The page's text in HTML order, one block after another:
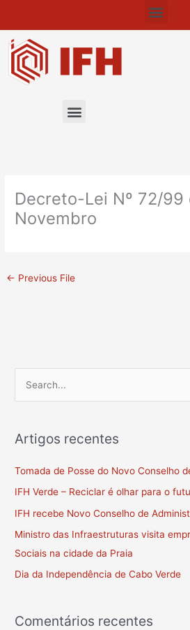
content
Menu
Menu
Decreto-Lei Nº 72/99
Novembro
← Previous File
r
o
r
:
Artigos recentes
Tomada de Posse do Novo Conselho
IFH Verde – Reciclar é olhar para o
IFH recebe Novo Conselho de
Ministro das Infraestruturas visita
Sociais na cidade da Praia
Dia da Independência de Cabo Verde
Comentários recentes